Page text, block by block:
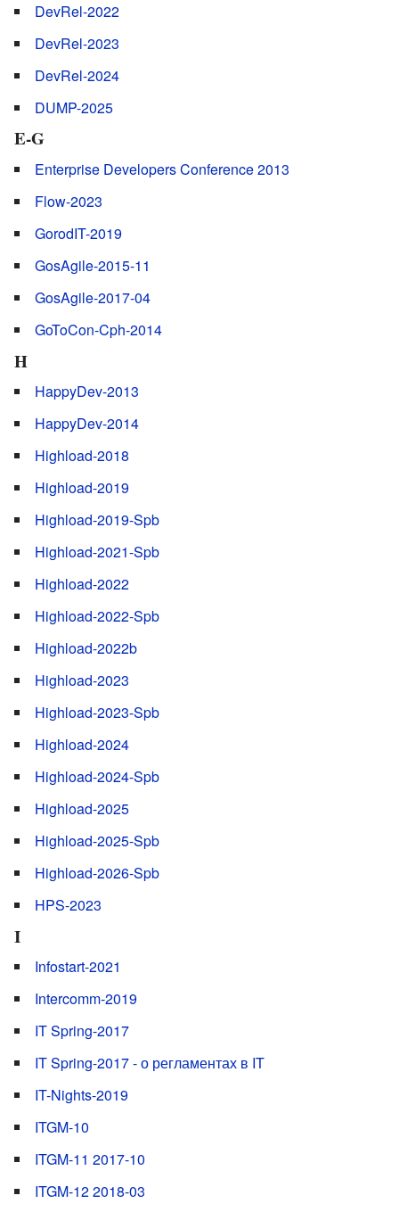
DevRel-2022
DevRel-2023
DevRel-2024
DUMP-2025
E-G
Enterprise Developers Conference 2013
Flow-2023
GorodIT-2019
GosAgile-2015-11
GosAgile-2017-04
GoToCon-Cph-2014
H
HappyDev-2013
HappyDev-2014
Highload-2018
Highload-2019
Highload-2019-Spb
Highload-2021-Spb
Highload-2022
Highload-2022-Spb
Highload-2022b
Highload-2023
Highload-2023-Spb
Highload-2024
Highload-2024-Spb
Highload-2025
Highload-2025-Spb
Highload-2026-Spb
HPS-2023
I
Infostart-2021
Intercomm-2019
IT Spring-2017
IT Spring-2017 - о регламентах в IT
IT-Nights-2019
ITGM-10
ITGM-11 2017-10
ITGM-12 2018-03